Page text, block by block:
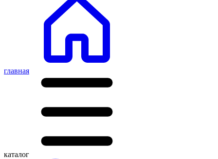
главная
каталог